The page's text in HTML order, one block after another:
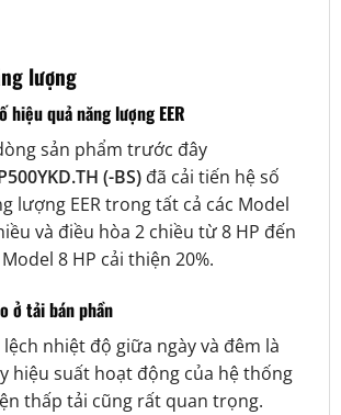
lượng
hiệu quả năng lượng EER
sản phẩm trước đây
(-BS)đã cải tiến hệ số
lượng EER trong tất cả các Model
và điều hòa 2 chiều từ 8 HP đến
8 HP cải thiện 20%.
ở tải bán phần
nhiệt độ giữa ngày và đêm là
hiệu suất hoạt động của hệ thống
thấp tải cũng rất quan trọng.